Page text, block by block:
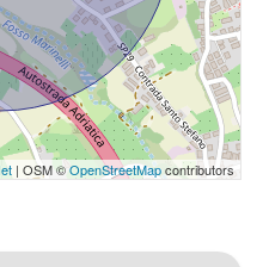
| OSM ©OpenStreetMapcontributors